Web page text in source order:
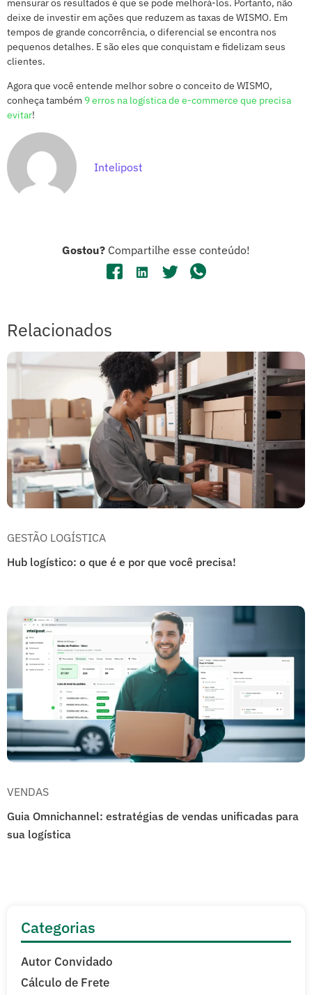
mensurar os resultados é que se pode melhorá-los. Portanto, não
deixe de investir em ações que reduzem as taxas de WISMO. Em
tempos de grande concorrência, o diferencial se encontra nos
pequenos detalhes. E são eles que conquistam e fidelizam seus
clientes.
Agora que você entende melhor sobre o conceito de WISMO,
conheça também 9 erros na logística de e-commerce que precisa
evitar!
Intelipost
Gostou? Compartilhe esse conteúdo!
Relacionados
GESTÃO LOGÍSTICA
Hub logístico: o que é e por que você precisa!
VENDAS
Guia Omnichannel: estratégias de vendas unificadas para
sua logística
Categorias
Autor Convidado
Cálculo de Frete